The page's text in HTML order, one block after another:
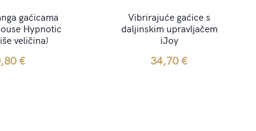
gaćicama
Hypnotic
veličina)
€
Vibrirajuće gaćice s
daljinskim upravljačem
iJoy
34,70€